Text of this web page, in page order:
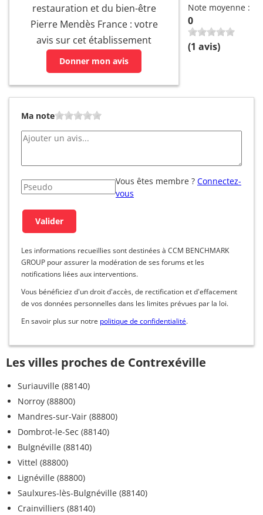
restauration et du bien-être
Pierre Mendès France : votre
avis sur cet établissement
Donner mon avis
Note moyenne :
0
(1 avis)
Ma note
Vous êtes membre ? Connectez-
vous
Les informations recueillies sont destinées à CCM BENCHMARK
GROUP pour assurer la modération de ses forums et les
notifications liées aux interventions.
Vous bénéficiez d'un droit d'accès, de rectification et d'effacement
de vos données personnelles dans les limites prévues par la loi.
En savoir plus sur notre politique de confidentialité.
Les villes proches de Contrexéville
Suriauville (88140)
Norroy (88800)
Mandres-sur-Vair (88800)
Dombrot-le-Sec (88140)
Bulgnéville (88140)
Vittel (88800)
Lignéville (88800)
Saulxures-lès-Bulgnéville (88140)
Crainvilliers (88140)